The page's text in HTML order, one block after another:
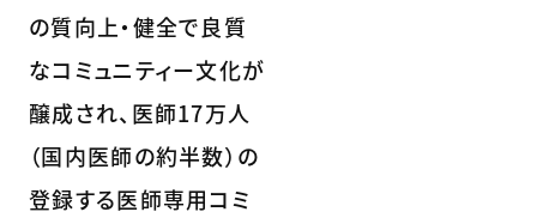
の質向上・健全で良質
なコミュニティー文化が
醸成され、医師17万人
（国内医師の約半数）の
登録する医師専用コミ